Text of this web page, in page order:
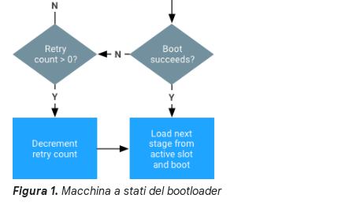
Figura 1. Macchina a stati del bootloader